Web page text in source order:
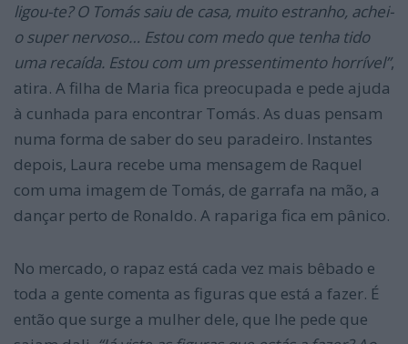
ligou-te? O Tomás saiu de casa, muito estranho, achei-
o super nervoso… Estou com medo que tenha tido
uma recaída. Estou com um pressentimento horrível”,
atira. A filha de Maria fica preocupada e pede ajuda
à cunhada para encontrar Tomás. As duas pensam
numa forma de saber do seu paradeiro. Instantes
depois, Laura recebe uma mensagem de Raquel
com uma imagem de Tomás, de garrafa na mão, a
dançar perto de Ronaldo. A rapariga fica em pânico.
No mercado, o rapaz está cada vez mais bêbado e
toda a gente comenta as figuras que está a fazer. É
então que surge a mulher dele, que lhe pede que